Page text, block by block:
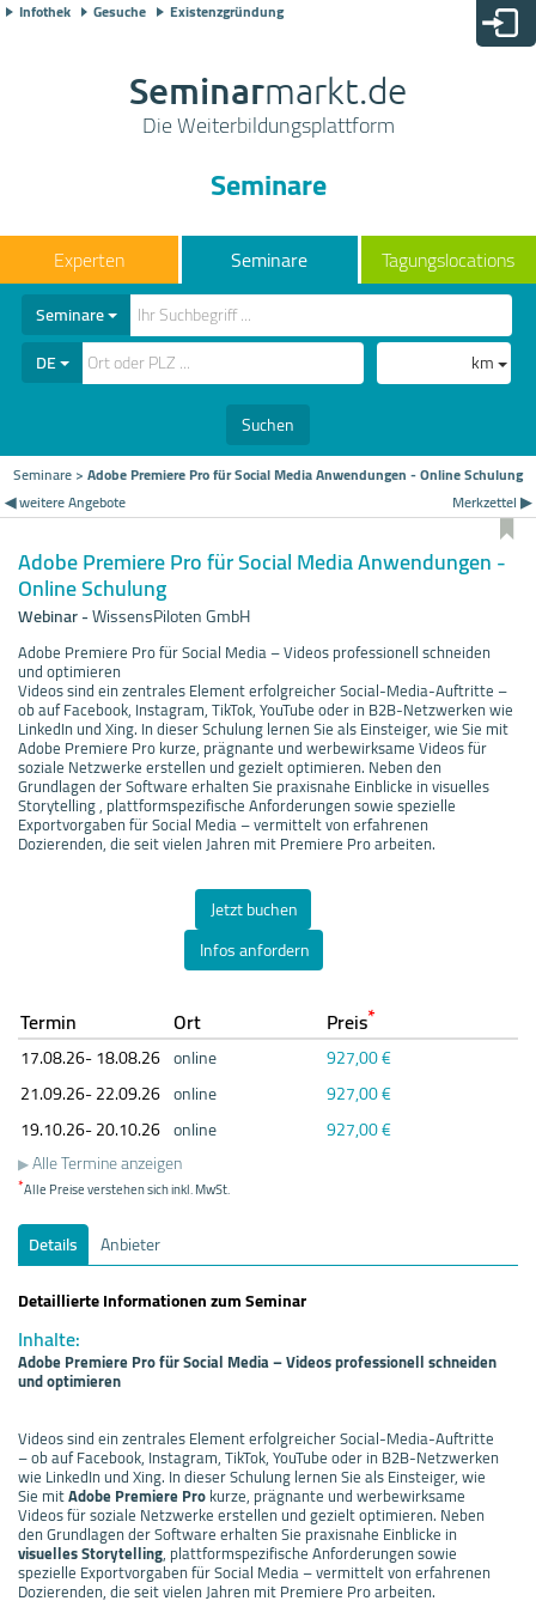
Infothek Gesuche Existenzgründung
Seminarmarkt.de
Die Weiterbildungsplattform
Seminare
Seminare Tagungslocations
Seminare
DE
km
Suchen
Seminare>Adobe Premiere Pro für Social Media Anwendungen - Online Schulung
◀ weitere Angebote
Merkzettel ▶
Adobe Premiere Pro für Social Media Anwendungen -
Online Schulung
Webinar-WissensPiloten GmbH
Adobe Premiere Pro für Social Media – Videos professionell schneiden
und optimieren
Videos sind ein zentrales Element erfolgreicher Social-Media-Auftritte –
ob auf Facebook, Instagram, TikTok, YouTube oder in B2B-Netzwerken wie
LinkedIn und Xing. In dieser Schulung lernen Sie als Einsteiger, wie Sie mit
Adobe Premiere Pro kurze, prägnante und werbewirksame Videos für
soziale Netzwerke erstellen und gezielt optimieren. Neben den
Grundlagen der Software erhalten Sie praxisnahe Einblicke in visuelles
Storytelling , plattformspezifische Anforderungen sowie spezielle
Exportvorgaben für Social Media – vermittelt von erfahrenen
Dozierenden, die seit vielen Jahren mit Premiere Pro arbeiten.
Jetzt buchen
Infos anfordern
Termin Ort Preis*
17.08.26- 18.08.26 online
927,00 €
21.09.26- 22.09.26 online
927,00 €
19.10.26- 20.10.26 online
927,00 €
Alle Termine anzeigen
*Alle Preise verstehen sich inkl. MwSt.
Details
Anbieter
Detaillierte Informationen zum Seminar
Inhalte:
Adobe Premiere Pro für Social Media – Videos professionell schneiden
und optimieren
Videos sind ein zentrales Element erfolgreicher Social-Media-Auftritte
– ob auf Facebook, Instagram, TikTok, YouTube oder in B2B-Netzwerken
wie LinkedIn und Xing. In dieser Schulung lernen Sie als Einsteiger, wie
Sie mitAdobe Premiere Prokurze, prägnante und werbewirksame
Videos für soziale Netzwerke erstellen und gezielt optimieren. Neben
den Grundlagen der Software erhalten Sie praxisnahe Einblicke in
visuelles Storytelling, plattformspezifische Anforderungen sowie
spezielle Exportvorgaben für Social Media – vermittelt von erfahrenen
Dozierenden, die seit vielen Jahren mit Premiere Pro arbeiten.